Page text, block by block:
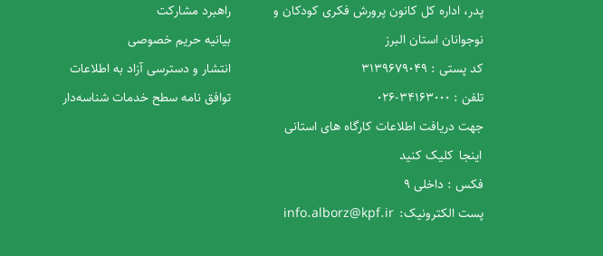
پدر، اداره کل کانون پرورش فکری کودکان و
نوجوانان استان البرز
کد پستی : 3139679049
تلفن : 34163000-026
جهت دریافت اطلاعات کارگاه های استانی
اینجا کلیک کنید
فکس : داخلی 9
پست الکترونیک: info.alborz@kpf.ir
راهبرد مشارکت
بیانیه حریم خصوصی
انتشار و دسترسی آزاد به اطلاعات
توافق نامه سطح خدمات شناسه‌دار